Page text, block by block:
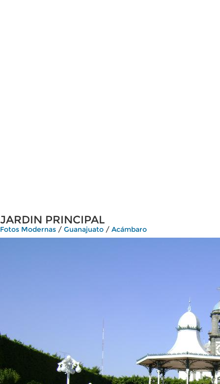
JARDIN PRINCIPAL
Fotos Modernas / Guanajuato / Acámbaro